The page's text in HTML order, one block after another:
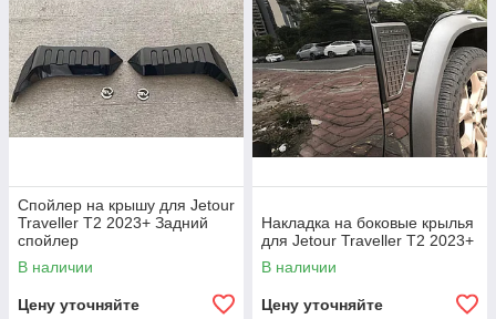
Спойлер на крышу для Jetour
Traveller T2 2023+ Задний
спойлер
В наличии
Цену уточняйте
Накладка на боковые крылья
для Jetour Traveller T2 2023+
В наличии
Цену уточняйте